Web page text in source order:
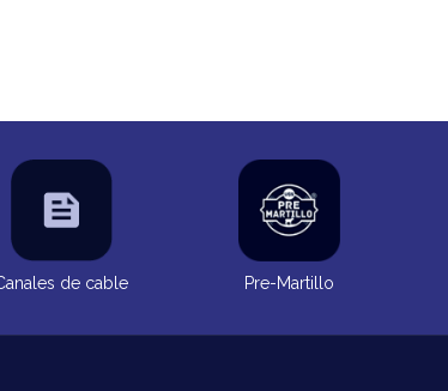
de cable Pre-Martillo